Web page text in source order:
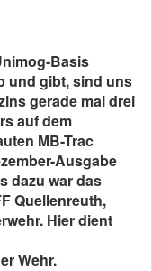
Basis
und gibt, sind uns
gerade mal drei
auf dem
MB-Trac
Ausgabe
dazu war das
Quellenreuth,
Hier dient
Wehr.